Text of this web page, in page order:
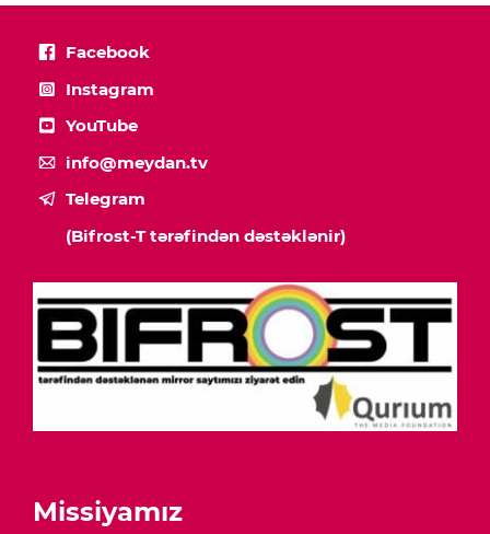
Facebook
Instagram
YouTube
info@meydan.tv
Telegram
(Bifrost-T tərəfindən dəstəklənir)
Missiyamız